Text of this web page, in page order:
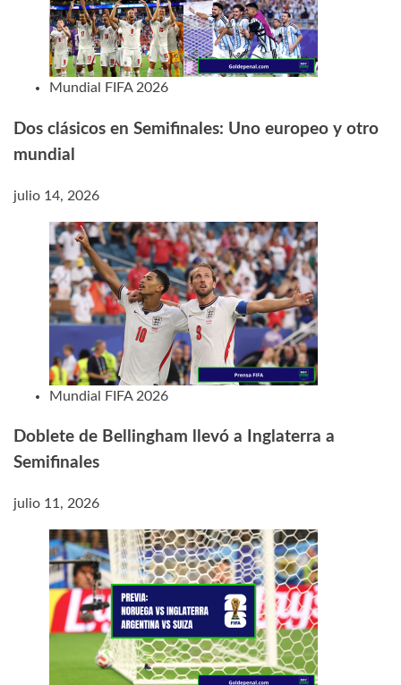
Mundial FIFA 2026
Dos clásicos en Semifinales: Uno europeo y otro
mundial
julio 14, 2026
Mundial FIFA 2026
Doblete de Bellingham llevó a Inglaterra a
Semifinales
julio 11, 2026